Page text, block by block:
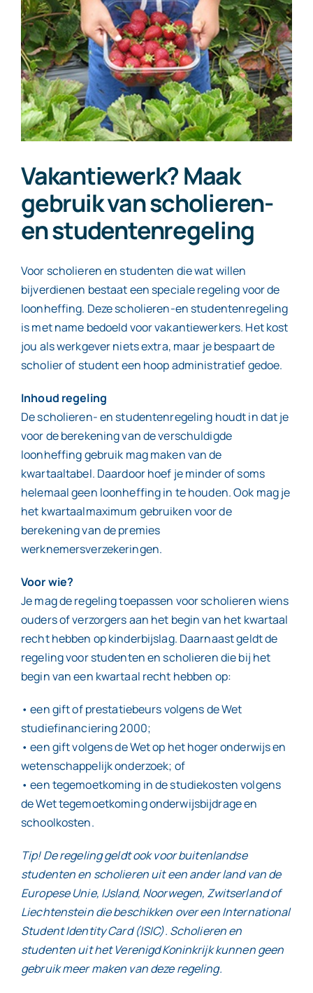
de
zomer
Vakantiewerk? Maak
gebruik van scholieren-
en studentenregeling
Voor scholieren en studenten die wat willen
bijverdienen bestaat een speciale regeling voor de
loonheffing. Deze scholieren-en studentenregeling
is met name bedoeld voor vakantiewerkers. Het kost
jou als werkgever niets extra, maar je bespaart de
scholier of student een hoop administratief gedoe.
Inhoud regeling
De scholieren- en studentenregeling houdt in dat je
voor de berekening van de verschuldigde
loonheffing gebruik mag maken van de
kwartaaltabel. Daardoor hoef je minder of soms
helemaal geen loonheffing in te houden. Ook mag je
het kwartaalmaximum gebruiken voor de
berekening van de premies
werknemersverzekeringen.
Voor wie?
Je mag de regeling toepassen voor scholieren wiens
ouders of verzorgers aan het begin van het kwartaal
recht hebben op kinderbijslag. Daarnaast geldt de
regeling voor studenten en scholieren die bij het
begin van een kwartaal recht hebben op:
• een gift of prestatiebeurs volgens de Wet
studiefinanciering 2000;
• een gift volgens de Wet op het hoger onderwijs en
wetenschappelijk onderzoek; of
• een tegemoetkoming in de studiekosten volgens
de Wet tegemoetkoming onderwijsbijdrage en
schoolkosten.
Tip! De regeling geldt ook voor buitenlandse
studenten en scholieren uit een ander land van de
Europese Unie, IJsland, Noorwegen, Zwitserland of
Liechtenstein die beschikken over een International
Student Identity Card (ISIC). Scholieren en
studenten uit het Verenigd Koninkrijk kunnen geen
gebruik meer maken van deze regeling.